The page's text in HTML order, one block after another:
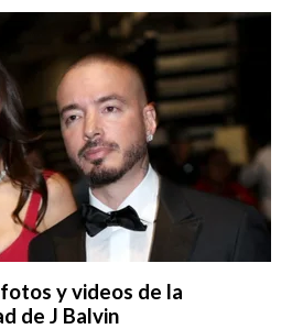
y videos de la
de J Balvin